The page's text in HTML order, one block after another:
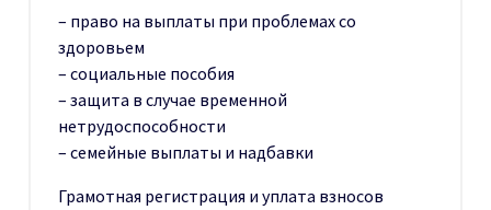
– право на выплаты при проблемах со
здоровьем
– социальные пособия
– защита в случае временной
нетрудоспособности
– семейные выплаты и надбавки
Грамотная регистрация и уплата взносов